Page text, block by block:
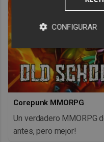
Corepunk MMORPG
Un verdadero MMORPG
antes, pero mejor!
CONFIGURAR